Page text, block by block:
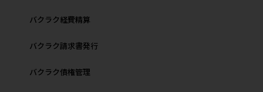
バクラク経費精算
バクラク請求書発行
バクラク債権管理